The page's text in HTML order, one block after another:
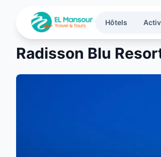
Hôtels
Radisson Blu